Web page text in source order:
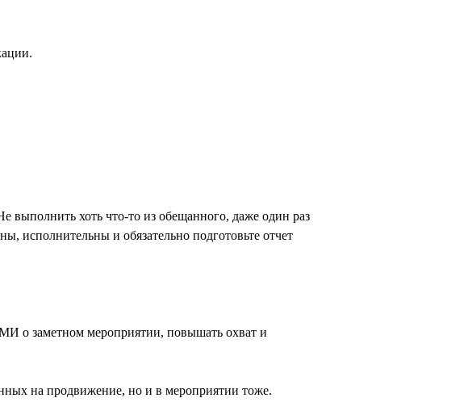
выполнить хоть что-то из обещанного, даже один раз
исполнительны и обязательно подготовьте отчет
о заметном мероприятии, повышать охват и
на продвижение, но и в мероприятии тоже.